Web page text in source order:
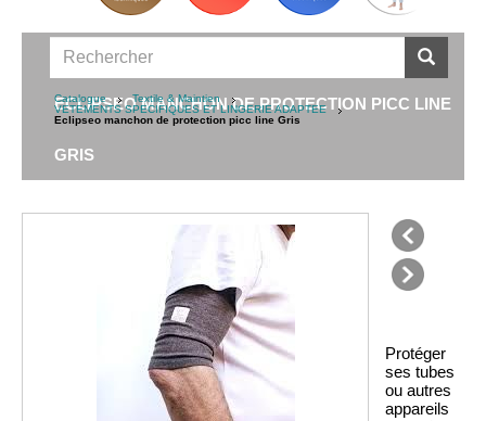
Catalogue
Textile & Maintien
VETEMENTS SPECIFIQUES ET LINGERIE ADAPTEE
Eclipseo manchon de protection picc line Gris
ECLIPSEO MANCHON DE PROTECTION PICC LINE
GRIS
précédent
Protéger
ses tubes
ou autres
appareils